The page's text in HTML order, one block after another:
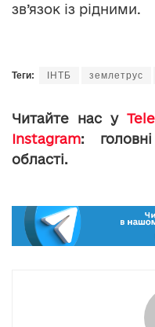
зв’язок із рідними.
Теги: ІНТБ землетрус
Читайте нас у
Instagram:
області.